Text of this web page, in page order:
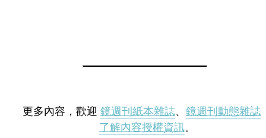
更多內容，歡迎 鏡週刊紙本雜誌、 鏡週刊動態雜誌
了解內容授權資訊。